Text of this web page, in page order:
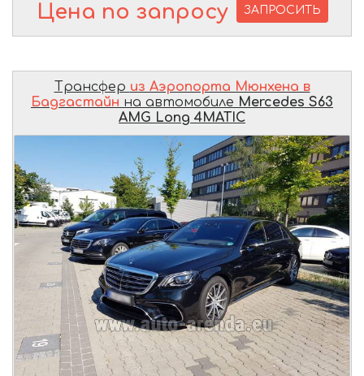
Цена по запросу ЗАПРОСИТЬ
Трансфер из Аэропорта Мюнхена в
Бадгастайн на автомобиле Mercedes S63
AMG Long 4MATIC